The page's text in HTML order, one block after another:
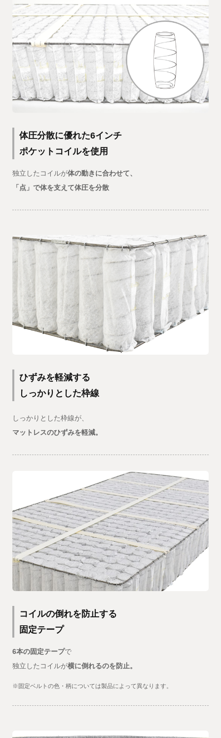
体圧分散に優れた6インチ
ポケットコイルを使用
独立したコイルが体の動きに合わせて、
「点」で体を支えて体圧を分散
ひずみを軽減する
しっかりとした枠線
しっかりとした枠線が、
マットレスのひずみを軽減。
コイルの倒れを防止する
固定テープ
6本の固定テープで
独立したコイルが横に倒れるのを防止。
※固定ベルトの色・柄については製品によって異なります。